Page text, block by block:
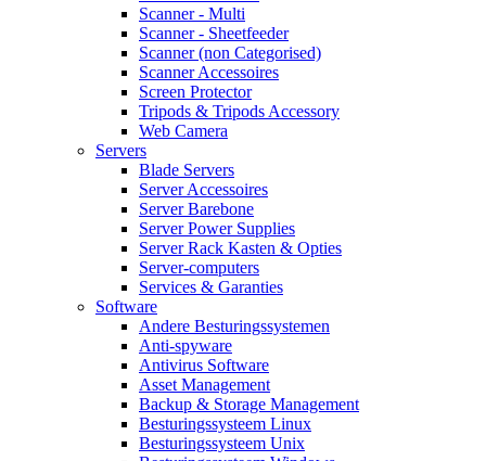
Scanner - Multi
Scanner - Sheetfeeder
Scanner (non Categorised)
Scanner Accessoires
Screen Protector
Tripods & Tripods Accessory
Web Camera
Servers
Blade Servers
Server Accessoires
Server Barebone
Server Power Supplies
Server Rack Kasten & Opties
Server-computers
Services & Garanties
Software
Andere Besturingssystemen
Anti-spyware
Antivirus Software
Asset Management
Backup & Storage Management
Besturingssysteem Linux
Besturingssysteem Unix